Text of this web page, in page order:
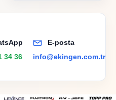
34 36
E-posta
info@ekingen.com.tr